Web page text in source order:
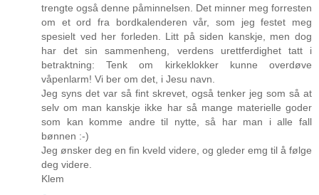
trengte også denne påminnelsen. Det minner meg forresten
om et ord fra bordkalenderen vår, som jeg festet meg
spesielt ved her forleden. Litt på siden kanskje, men dog
har det sin sammenheng, verdens urettferdighet tatt i
betraktning: Tenk om kirkeklokker kunne overdøve
våpenlarm! Vi ber om det, i Jesu navn.
Jeg syns det var så fint skrevet, også tenker jeg som så at
selv om man kanskje ikke har så mange materielle goder
som kan komme andre til nytte, så har man i alle fall
bønnen :-)
Jeg ønsker deg en fin kveld videre, og gleder emg til å følge
deg videre.
Klem